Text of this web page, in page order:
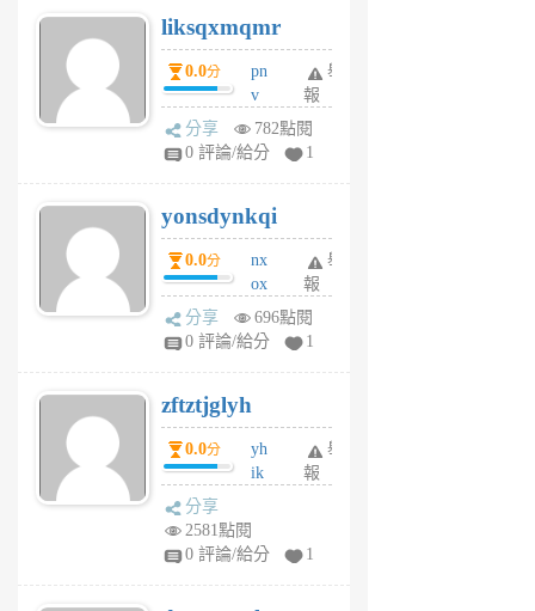
6
個
月
前
liksqxmqmr
0.0分
pn
v
wt
sv
6
個
月
前
舉
報
分享
782點閱
0 評論/給分
1
yonsdynkqi
0.0分
nx
ox
rh
pe
月
前
舉
報
分享
696點閱
0 評論/給分
1
zftztjglyh
0.0分
yh
ik
tu
舉
報
分享
2581點閱
0 評論/給分
1